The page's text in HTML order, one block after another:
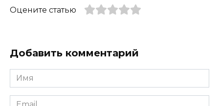
Оцените статью
Добавить комментарий
Имя
*
Email